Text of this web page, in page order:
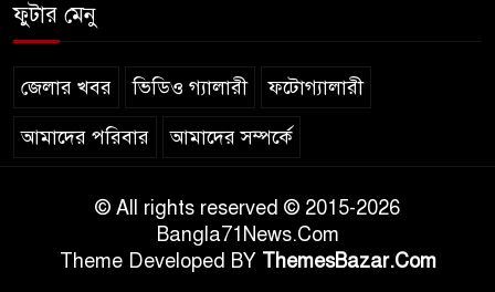
ফুটার মেনু
জেলার খবর ভিডিও গ্যালারী ফটোগ্যালারী
আমাদের পরিবার আমাদের সম্পর্কে
© All rights reserved © 2015-2026
Bangla71News.Com
Theme Developed BY ThemesBazar.Com